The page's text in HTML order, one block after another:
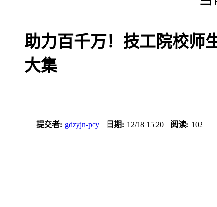
助力百千万！技工院校师
大集
提交者: gdzyjn-pcy 日期: 12/18 15:20 阅读: 102